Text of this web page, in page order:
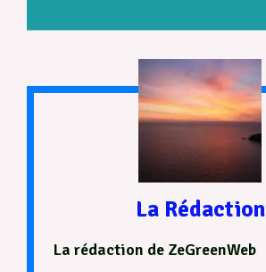
La Rédaction
La rédaction de ZeGreenWeb